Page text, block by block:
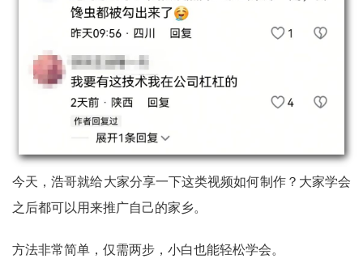
今天，浩哥就给大家分享一下这类视频如何制作？大家学会
之后都可以用来推广自己的家乡。
方法非常简单，仅需两步，小白也能轻松学会。